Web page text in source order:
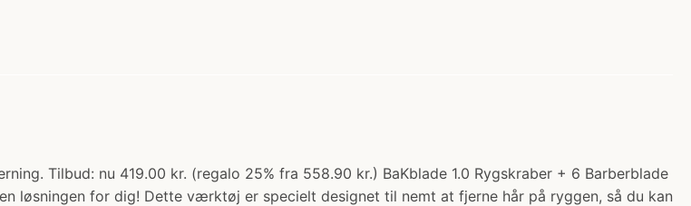
Tilbud: nu 419.00 kr. (regalo 25% fra 558.90 kr.) BaKblade 1.0 Rygskraber + 6 Barberblade
løsningen for dig! Dette værktøj er specielt designet til nemt at fjerne hår på ryggen, så du kan